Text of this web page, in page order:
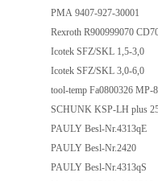
PMA 9407-927-
Rexroth R900999070
Icotek SFZ/SKL
Icotek SFZ/SKL
tool-temp Fa0800326
SCHUNK KSP-LH
PAULY Besl-
PAULY Besl-
PAULY Besl-